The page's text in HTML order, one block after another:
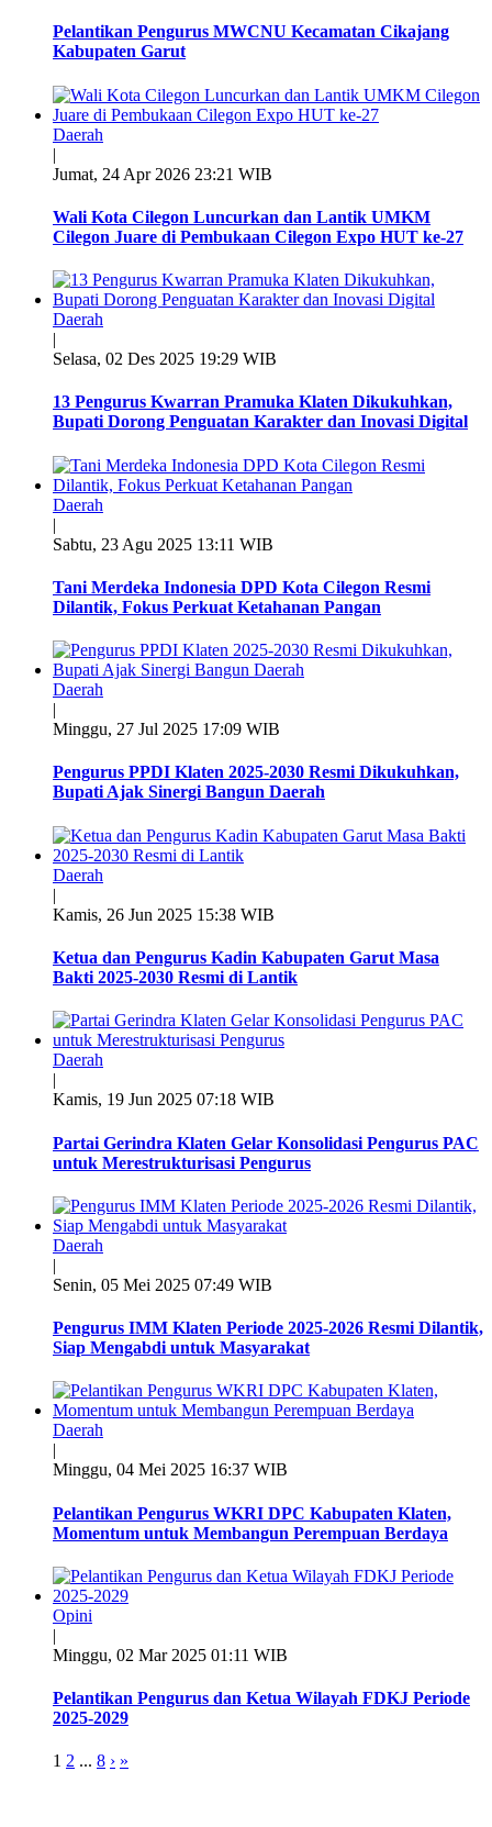
Pelantikan Pengurus MWCNU Kecamatan Cikajang
Kabupaten Garut
Daerah
|
Jumat, 24 Apr 2026 23:21 WIB
Wali Kota Cilegon Luncurkan dan Lantik UMKM
Cilegon Juare di Pembukaan Cilegon Expo HUT ke-27
Daerah
|
Selasa, 02 Des 2025 19:29 WIB
13 Pengurus Kwarran Pramuka Klaten Dikukuhkan,
Bupati Dorong Penguatan Karakter dan Inovasi Digital
Daerah
|
Sabtu, 23 Agu 2025 13:11 WIB
Tani Merdeka Indonesia DPD Kota Cilegon Resmi
Dilantik, Fokus Perkuat Ketahanan Pangan
Daerah
|
Minggu, 27 Jul 2025 17:09 WIB
Pengurus PPDI Klaten 2025-2030 Resmi Dikukuhkan,
Bupati Ajak Sinergi Bangun Daerah
Daerah
|
Kamis, 26 Jun 2025 15:38 WIB
Ketua dan Pengurus Kadin Kabupaten Garut Masa
Bakti 2025-2030 Resmi di Lantik
Daerah
|
Kamis, 19 Jun 2025 07:18 WIB
Partai Gerindra Klaten Gelar Konsolidasi Pengurus PAC
untuk Merestrukturisasi Pengurus
Daerah
|
Senin, 05 Mei 2025 07:49 WIB
Pengurus IMM Klaten Periode 2025-2026 Resmi Dilantik,
Siap Mengabdi untuk Masyarakat
Daerah
|
Minggu, 04 Mei 2025 16:37 WIB
Pelantikan Pengurus WKRI DPC Kabupaten Klaten,
Momentum untuk Membangun Perempuan Berdaya
Opini
|
Minggu, 02 Mar 2025 01:11 WIB
Pelantikan Pengurus dan Ketua Wilayah FDKJ Periode
2025-2029
1 2 ... 8 › »